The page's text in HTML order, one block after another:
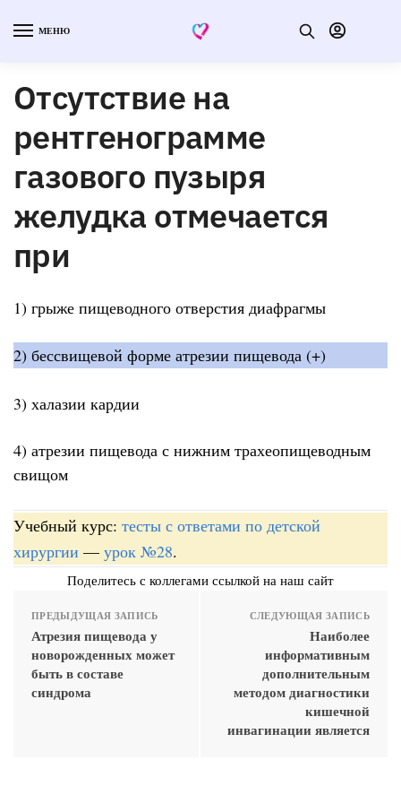
МЕНЮ
Отсутствие на
рентгенограмме
газового пузыря
желудка отмечается
при
1) грыже пищеводного отверстия диафрагмы
2) бессвищевой форме атрезии пищевода (+)
3) халазии кардии
4) атрезии пищевода с нижним трахеопищеводным
свищом
Учебный курс: тесты с ответами по детской
хирургии — урок №28.
Поделитесь с коллегами ссылкой на наш сайт
ПРЕДЫДУЩАЯ ЗАПИСЬ
Атрезия пищевода у
новорожденных может
быть в составе
синдрома
СЛЕДУЮЩАЯ ЗАПИСЬ
Наиболее
информативным
дополнительным
методом диагностики
кишечной
инвагинации является